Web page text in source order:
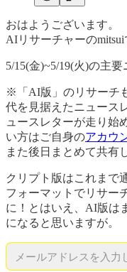
おはようございます。
AIリサーチャーのmitsui
5/15(金)~5/19(火)の主
※「AI版」のリサーチ
代を見据えたニュース
ュースレターが走り始
い方はご自身のアカウ
また後日まとめて共有
クリプト版はこれまで
フォーマットでリサー
に！とはいえ、AI版は
になると思いますが。